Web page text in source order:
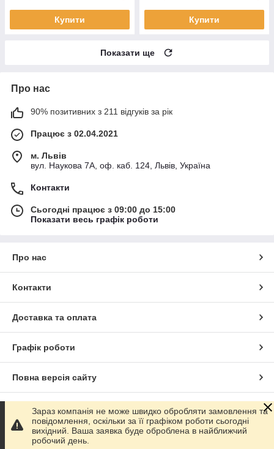
Купити Купити
Показати ще
Про нас
90% позитивних з 211 відгуків за рік
Працює з 02.04.2021
м. Львів
вул. Наукова 7А, оф. каб. 124, Львів, Україна
Контакти
Сьогодні працює з 09:00 до 15:00
Показати весь графік роботи
Про нас
Контакти
Доставка та оплата
Графік роботи
Повна версія сайту
Сайт створено на маркетплейсі Prom.ua
Політика конфіденційності
Зараз компанія не може швидко обробляти замовлення та
повідомлення, оскільки за її графіком роботи сьогодні
вихідний. Ваша заявка буде оброблена в найближчий
робочий день.